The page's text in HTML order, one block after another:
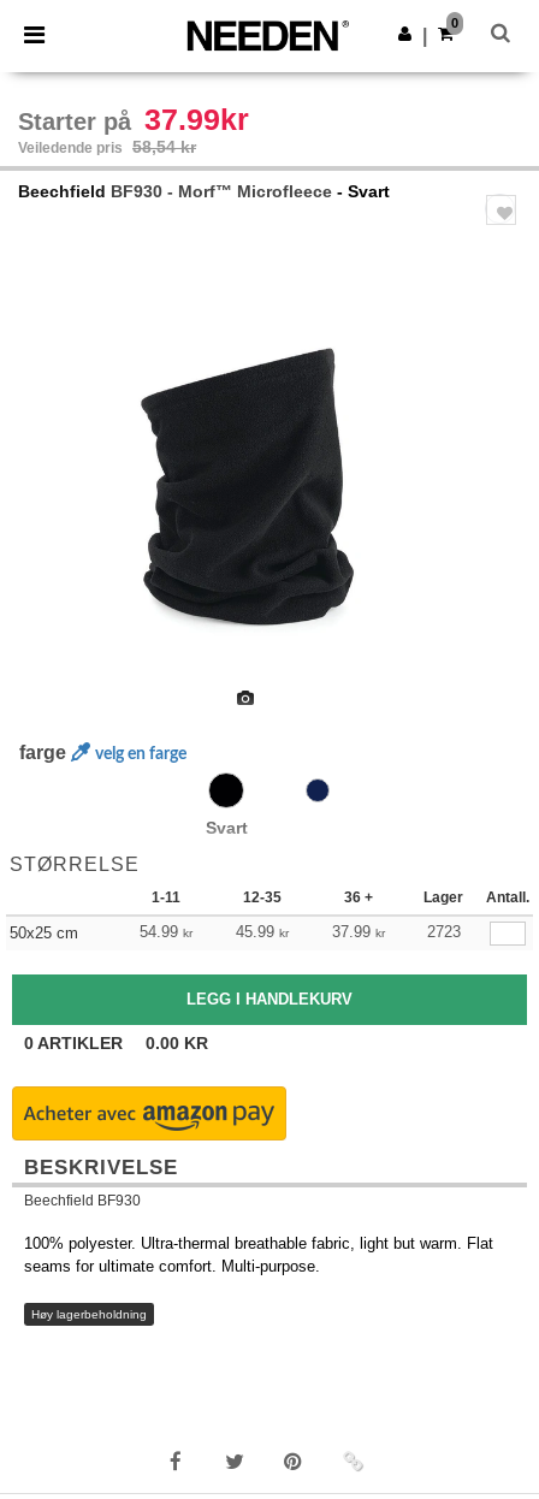
× Needen-app
Bedre priser i appen!
Last ned app
0
Starter på 37.99kr
Veiledende pris 58,54 kr
Beechfield BF930 - Morf™ Microfleece - Svart
farge velg en farge
Svart
STØRRELSE
1-11 12-35 36 + Lager Antall.
50x25 cm 54.99 kr 45.99 kr 37.99 kr 2723
0ARTIKLER 0.00 KR
BESKRIVELSE
Beechfield BF930
100% polyester. Ultra-thermal breathable fabric, light but warm. Flat
seams for ultimate comfort. Multi-purpose.
Høy lagerbeholdning